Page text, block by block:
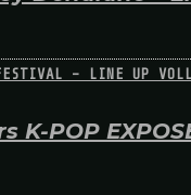
K-POP